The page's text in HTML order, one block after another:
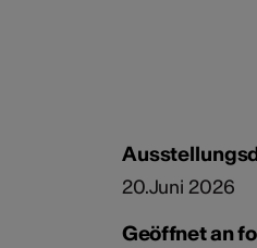
20.Juni 2026
Geöffnet an